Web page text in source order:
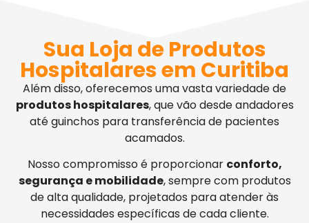
Sua Loja de Produtos
Hospitalares em Curitiba
Além disso, oferecemos uma vasta variedade de
produtos hospitalares, que vão desde andadores
até guinchos para transferência de pacientes
acamados.
Nosso compromisso é proporcionar conforto,
segurança e mobilidade, sempre com produtos
de alta qualidade, projetados para atender às
necessidades específicas de cada cliente.